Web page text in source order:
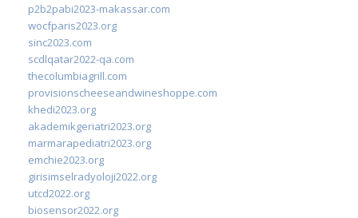
p2b2pabi2023-makassar.com
wocfparis2023.org
sinc2023.com
scdlqatar2022-qa.com
thecolumbiagrill.com
provisionscheeseandwineshoppe.com
khedi2023.org
akademikgeriatri2023.org
marmarapediatri2023.org
emchie2023.org
girisimselradyoloji2022.org
utcd2022.org
biosensor2022.org